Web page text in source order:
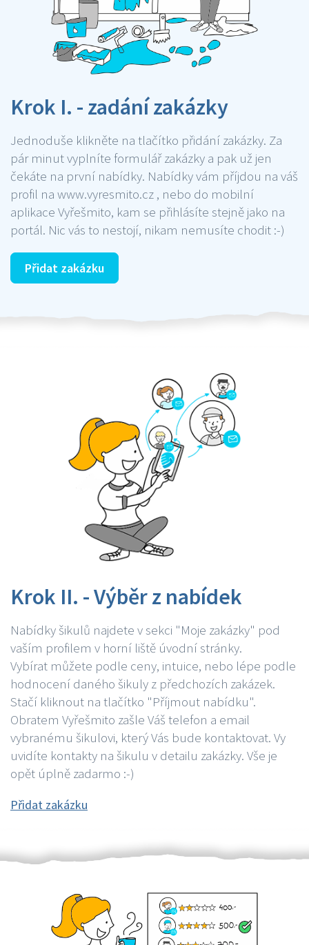
Krok I. - zadání zakázky
Jednoduše klikněte na tlačítko přidání zakázky. Za
pár minut vyplníte formulář zakázky a pak už jen
čekáte na první nabídky. Nabídky vám příjdou na váš
profil na www.vyresmito.cz , nebo do mobilní
aplikace Vyřešmito, kam se přihlásíte stejně jako na
portál. Nic vás to nestojí, nikam nemusíte chodit :-)
Přidat zakázku
Krok II. - Výběr z nabídek
Nabídky šikulů najdete v sekci "Moje zakázky" pod
vaším profilem v horní liště úvodní stránky.
Vybírat můžete podle ceny, intuice, nebo lépe podle
hodnocení daného šikuly z předchozích zakázek.
Stačí kliknout na tlačítko "Příjmout nabídku".
Obratem Vyřešmito zašle Váš telefon a email
vybranému šikulovi, který Vás bude kontaktovat. Vy
uvidíte kontakty na šikulu v detailu zakázky. Vše je
opět úplně zadarmo :-)
Přidat zakázku